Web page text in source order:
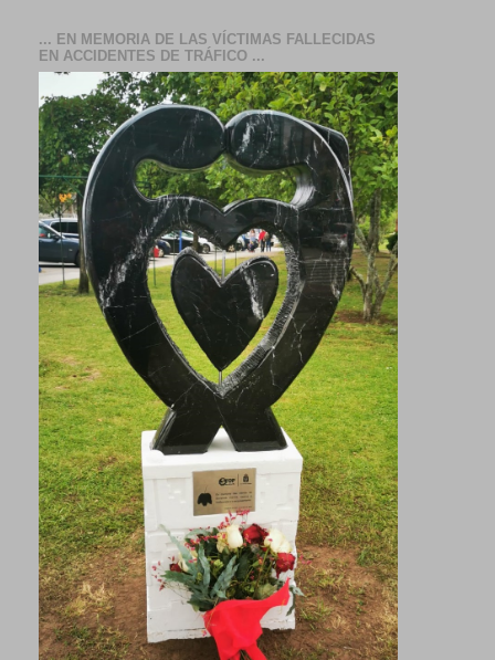
... EN MEMORIA DE LAS VÍCTIMAS FALLECIDAS
EN ACCIDENTES DE TRÁFICO ...